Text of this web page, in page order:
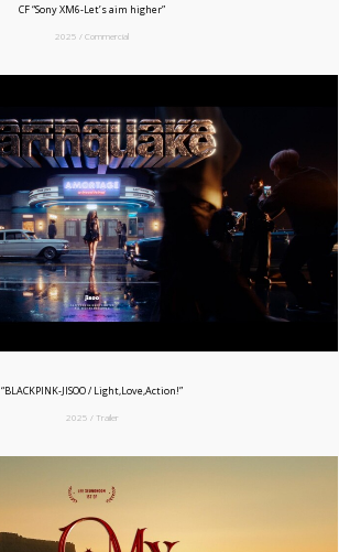
CF “Sony XM6-Let’s aim higher”
2025 / Commercial
“BLACKPINK-JISOO / Light,Love,Action!”
2025 / Trailer